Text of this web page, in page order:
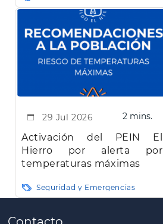
29 Jul 2026 2 mins.
Activación del PEIN El
Hierro por alerta por
temperaturas máximas
Seguridad y Emergencias
Paginación